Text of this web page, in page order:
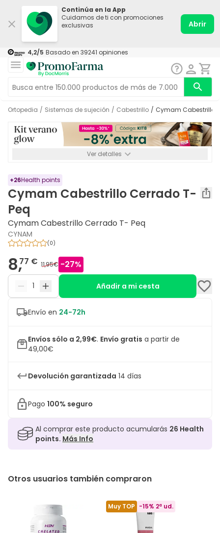
Continúa en la App
Cuidamos de ti con promociones
exclusivas
Abrir
4,2/5 Basado en 39241 opiniones
Ortopedia / Sistemas de sujeción / Cabestrillo / Cymam Cabestrillo
Ver detalles
+26Health points
Cymam Cabestrillo Cerrado T-
Peq
Cymam Cabestrillo Cerrado T- Peq
CYNAM
(0)
8,77 € 11,95€ -27%
Añadir a mi cesta
Envío en 24-72h
Envíos sólo a 2,99€. Envío gratis a partir de
49,00€
Devolución garantizada 14 días
Pago 100% seguro
Al comprar este producto acumularás 26 Health
points. Más Info
Otros usuarios también compraron
Muy TOP -15% 2ª ud.